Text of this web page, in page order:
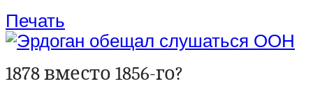
Печать
1878 вместо 1856-го?